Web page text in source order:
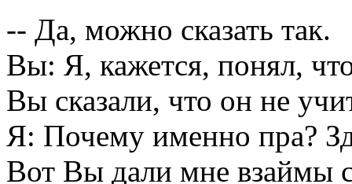
-- Да, можно сказать так.
Вы: Я, кажется, понял,
Вы сказали, что он не
Я: Почему именно пра?
Вот Вы дали мне взаймы